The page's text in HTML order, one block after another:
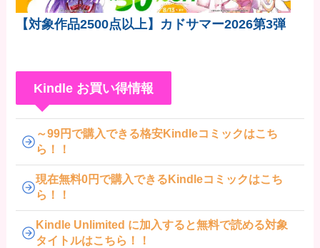
【対象作品2500点以上】カドサマー2026第3弾
Kindle お買い得情報
～99円で購入できる格安Kindleコミックはこち
ら！！
現在無料0円で購入できるKindleコミックはこち
ら！！
Kindle Unlimited に加入すると無料で読める対象
タイトルはこちら！！